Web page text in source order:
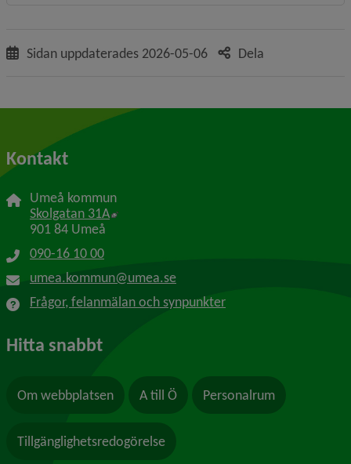
Sidan uppdaterades 2026-05-06 Dela
Kontakt
Umeå kommun
Skolgatan 31A Länk till annan webbplats, öppnas i nytt
901 84 Umeå
090-16 10 00
umea.kommun@umea.se
Frågor, felanmälan och synpunkter
Hitta snabbt
Om webbplatsen A till Ö Personalrum
Tillgänglighetsredogörelse